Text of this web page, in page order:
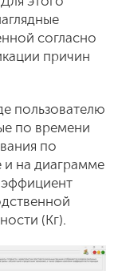
согласно
причин
пользователю
по времени
по
и на диаграмме
(Кг).